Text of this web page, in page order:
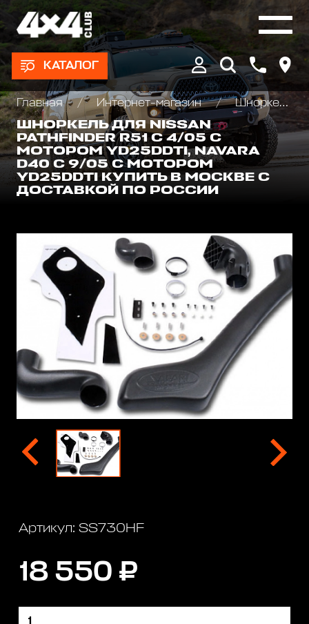
КАТАЛОГ
Главная Интернет-магазин
Шноркели
ШНОРКЕЛЬ ДЛЯ NISSAN
PATHFINDER R51 C 4/05 С
МОТОРОМ YD25DDTI, NAVARA
D40 C 9/05 С МОТОРОМ
YD25DDTI КУПИТЬ В МОСКВЕ С
ДОСТАВКОЙ ПО РОССИИ
Артикул: SS730HF
18 550 ₽